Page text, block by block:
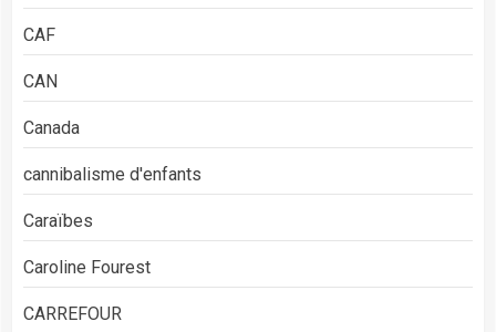
CAF
CAN
Canada
cannibalisme d'enfants
Caraïbes
Caroline Fourest
CARREFOUR